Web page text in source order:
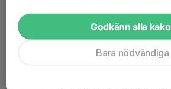
Godkänn alla
Bara nödvändiga